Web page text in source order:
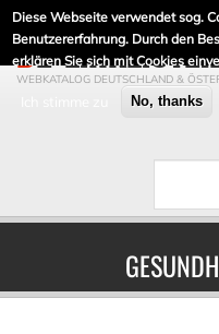
Diese Webseite verwendet sog.
Benutzererfahrung. Durch den
erklären Sie sich mit Cookies
No, thanks
DE-
WEBKATALOG DEUTSCHLAND &